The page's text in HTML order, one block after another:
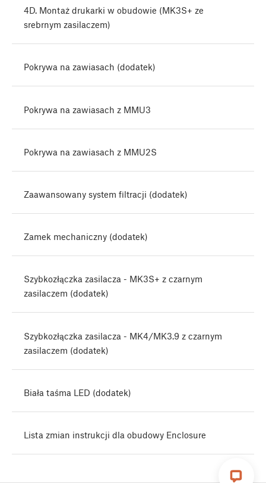
4D. Montaż drukarki w obudowie (MK3S+ ze
srebrnym zasilaczem)
Pokrywa na zawiasach (dodatek)
Pokrywa na zawiasach z MMU3
Pokrywa na zawiasach z MMU2S
Zaawansowany system filtracji (dodatek)
Zamek mechaniczny (dodatek)
Szybkozłączka zasilacza - MK3S+ z czarnym
zasilaczem (dodatek)
Szybkozłączka zasilacza - MK4/MK3.9 z czarnym
zasilaczem (dodatek)
Biała taśma LED (dodatek)
Lista zmian instrukcji dla obudowy Enclosure